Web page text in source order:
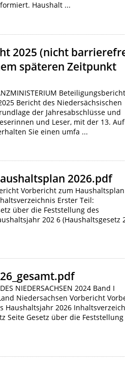
Haushalt ...
2025 (nicht
späteren Zeitpunkt
Bericht des Niedersächsischen
der Jahresabschlüsse und
und Leser, mit der 13.
Sie einen umfa ...
2026.pdf
Vorbericht zum
Erster Teil:
über die Feststellung des
202 6 (Haushaltsgesetz
NIEDERSACHSEN 2024 Band I
Niedersachsen Vorbericht
Haushaltsjahr 2026
Seite Gesetz über die